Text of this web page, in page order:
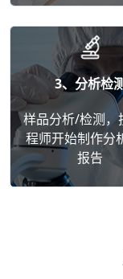
3、分析检
样品分析/检测，
程师开始制作分
报告